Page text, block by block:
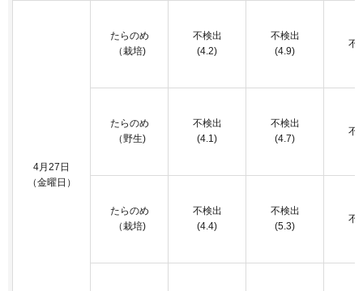
4月27日
（金曜日）
たらのめ
（栽培)
不検出
(4.2)
不検出
(4.9)
不
たらのめ
（野生)
不検出
(4.1)
不検出
(4.7)
不
たらのめ
（栽培)
不検出
(4.4)
不検出
(5.3)
不